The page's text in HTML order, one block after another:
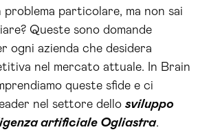
particolare, ma non sai
Queste sono domande
ogni azienda che desidera
nel mercato attuale. In Brain
queste sfide e ci
nel settore dello sviluppo
artificiale Ogliastra.